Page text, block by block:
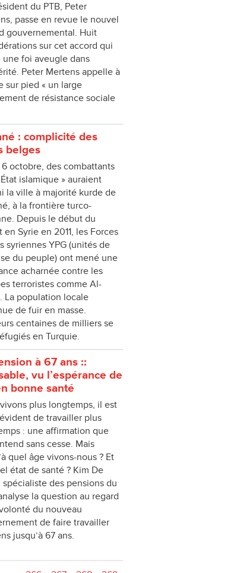
du PTB, Peter
passe en revue le nouvel
gouvernemental. Huit
sur cet accord qui
une foi aveugle dans
Peter Mertens appelle à
sur pied « un large
de résistance sociale
: complicité des
belges
octobre, des combattants
islamique » auraient
la ville à majorité kurde de
à la frontière turco-
Depuis le début du
en Syrie en 2011, les Forces
syriennes YPG (unités de
du peuple) ont mené une
acharnée contre les
terroristes comme Al-
La population locale
de fuir en masse.
centaines de milliers se
en Turquie.
à 67 ans ::
vu l’espérance de
bonne santé
plus longtemps, il est
de travailler plus
: une affirmation que
sans cesse. Mais
quel âge vivons-nous ? Et
état de santé ? Kim De
spécialiste des pensions du
la question au regard
du nouveau
de faire travailler
jusqu’à 67 ans.